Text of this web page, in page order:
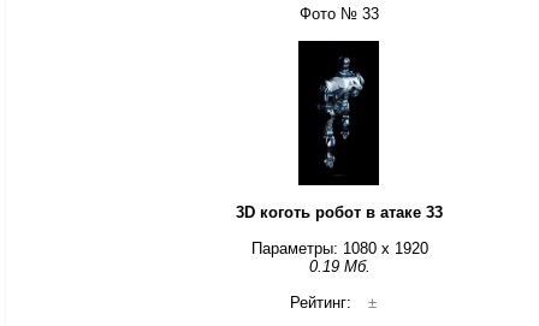
Фото № 33
3D коготь робот в атаке 33
Параметры: 1080 x 1920
0.19 Мб.
Рейтинг:
±